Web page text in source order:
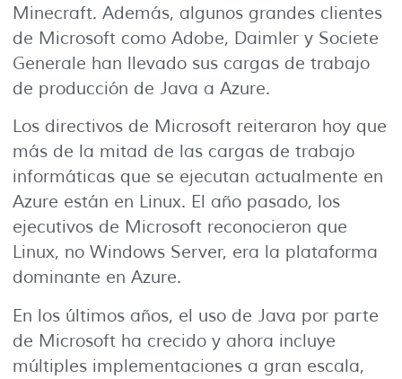
Minecraft. Además, algunos grandes clientes
de Microsoft como Adobe, Daimler y Societe
Generale han llevado sus cargas de trabajo
de producción de Java a Azure.
Los directivos de Microsoft reiteraron hoy que
más de la mitad de las cargas de trabajo
informáticas que se ejecutan actualmente en
Azure están en Linux. El año pasado, los
ejecutivos de Microsoft reconocieron que
Linux, no Windows Server, era la plataforma
dominante en Azure.
En los últimos años, el uso de Java por parte
de Microsoft ha crecido y ahora incluye
múltiples implementaciones a gran escala,